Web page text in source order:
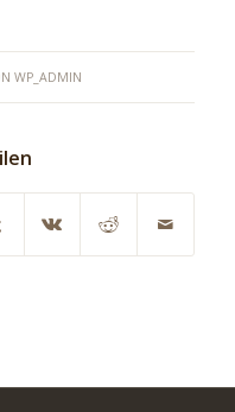
WP_ADMIN